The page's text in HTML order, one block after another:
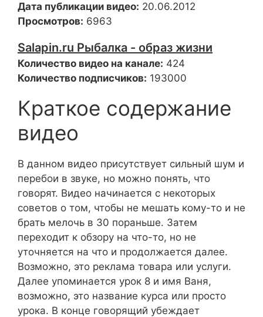
Дата публикации видео: 20.06.2012
Просмотров: 6963
Salapin.ru Рыбалка - образ жизни
Количество видео на канале: 424
Количество подписчиков: 193000
Краткое содержание
видео
В данном видео присутствует сильный шум и
перебои в звуке, но можно понять, что
говорят. Видео начинается с некоторых
советов о том, чтобы не мешать кому-то и не
брать мелочь в 30 пораньше. Затем
переходит к обзору на что-то, но не
уточняется на что и продолжается далее.
Возможно, это реклама товара или услуги.
Далее упоминается урок 8 и имя Ваня,
возможно, это название курса или просто
урока. В конце говорящий убеждает